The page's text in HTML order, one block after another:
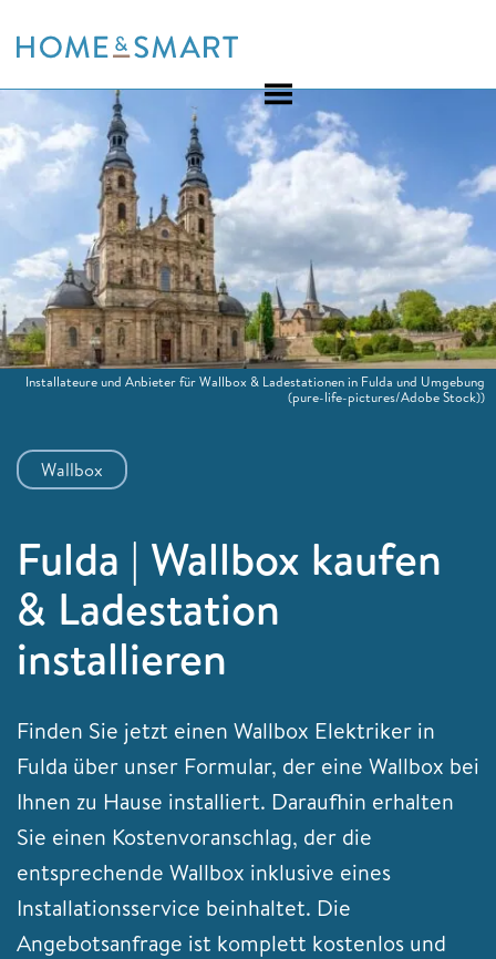
to
Wallbox
Fulda | Wallbox kaufen
& Ladestation
installieren
Finden Sie jetzt einen Wallbox Elektriker in
Fulda über unser Formular, der eine Wallbox bei
Ihnen zu Hause installiert. Daraufhin erhalten
Sie einen Kostenvoranschlag, der die
entsprechende Wallbox inklusive eines
Installationsservice beinhaltet. Die
Angebotsanfrage ist komplett kostenlos und
Installateure und Anbieter für Wallbox & Ladestationen in Fulda und Umgebung
(pure-life-pictures/Adobe Stock))